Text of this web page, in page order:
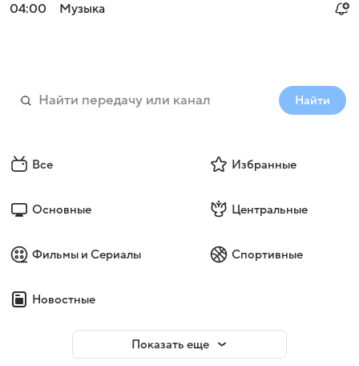
04:00
Музыка
Найти
Все Избранные
Основные Центральные
Фильмы и Сериалы Спортивные
Новостные
Показать еще